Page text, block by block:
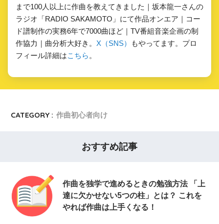
まで100人以上に作曲を教えてきました｜坂本龍一さんの
ラジオ「RADIO SAKAMOTO」にて作品オンエア｜コー
ド譜制作の実務6年で7000曲ほど｜TV番組音楽企画の制
作協力｜曲分析大好き。 X（SNS）
もやってます。プロ
フィール詳細はこちら 。
CATEGORY : 作曲初心者向け
おすすめ記事
作曲を独学で進めるときの勉強方法 「上
達に欠かせない5つの柱」とは？ これを
やれば作曲は上手くなる！